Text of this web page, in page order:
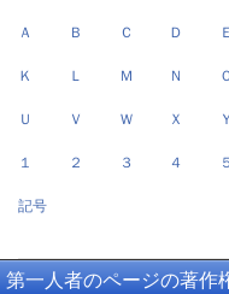
Ａ Ｂ Ｃ Ｄ Ｅ
Ｋ Ｌ Ｍ Ｎ
Ｕ Ｖ Ｗ Ｘ Ｙ
１ ２ ３ ４ ５
記号
第一人者のページの著作